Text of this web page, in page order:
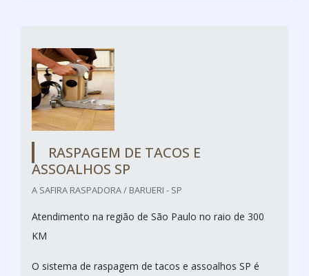
RASPAGEM DE TACOS E
ASSOALHOS SP
A SAFIRA RASPADORA / BARUERI - SP
Atendimento na região de São Paulo no raio de 300
KM
O sistema de raspagem de tacos e assoalhos SP é